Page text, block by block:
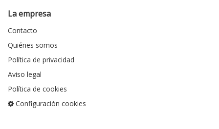
La empresa
Contacto
Quiénes somos
Política de privacidad
Aviso legal
Política de cookies
Configuración cookies